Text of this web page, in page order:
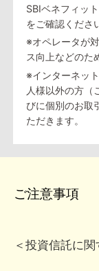
SBIベネフィッ
をご確認くださ
※オペレータが
ス向上などのた
※インターネッ
人様以外の方（
びに個別のお取
ただきます。
ご注意事項
＜投資信託に